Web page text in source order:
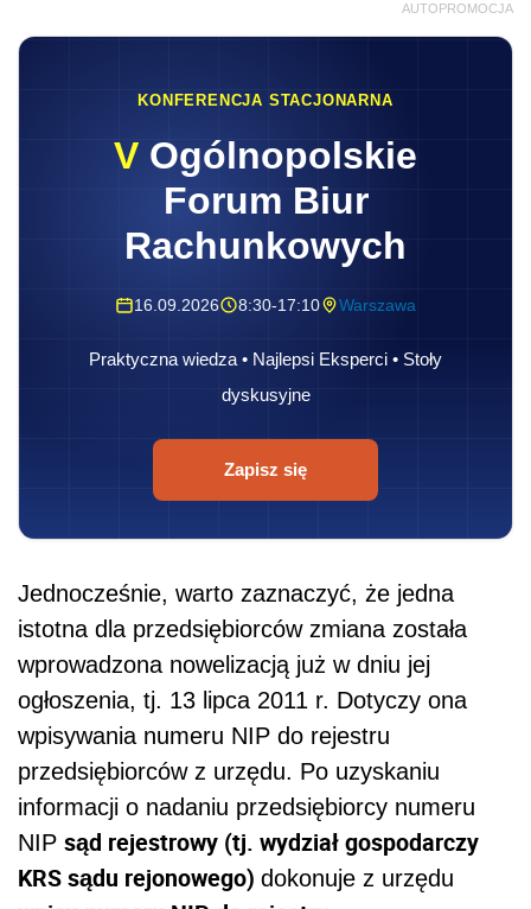
AUTOPROMOCJA
KONFERENCJA STACJONARNA
V Ogólnopolskie
Forum Biur
Rachunkowych
16.09.2026 8:30-17:10 Warszawa
Praktyczna wiedza • Najlepsi Eksperci • Stoły
dyskusyjne
Zapisz się
Jednocześnie, warto zaznaczyć, że jedna
istotna dla przedsiębiorców zmiana została
wprowadzona nowelizacją już w dniu jej
ogłoszenia, tj. 13 lipca 2011 r. Dotyczy ona
wpisywania numeru NIP do rejestru
przedsiębiorców z urzędu. Po uzyskaniu
informacji o nadaniu przedsiębiorcy numeru
NIP sąd rejestrowy (tj. wydział gospodarczy
KRS sądu rejonowego) dokonuje z urzędu